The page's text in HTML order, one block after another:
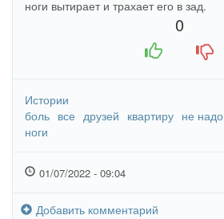
ноги вытирает и трахает его в зад.
0
Истории
боль все друзей квартиру не надо
ноги
01/07/2022 - 09:04
Добавить комментарий